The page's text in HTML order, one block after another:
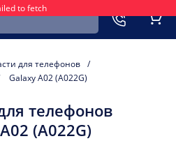
to fetch
мобильного устройства
для телефонов
Galaxy A02 (A022G)
телефонов
(A022G)